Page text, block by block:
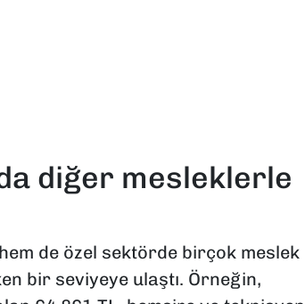
diğer mesleklerle
de özel sektörde birçok meslek
bir seviyeye ulaştı. Örneğin,